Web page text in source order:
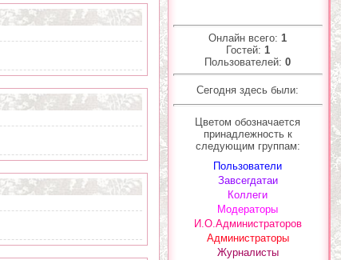
Онлайн всего: 1
Гостей: 1
Пользователей: 0
Сегодня здесь были:
Цветом обозначается
принадлежность к
следующим группам:
Пользователи
Завсегдатаи
Коллеги
Модераторы
И.О.Администраторов
Администраторы
Журналисты